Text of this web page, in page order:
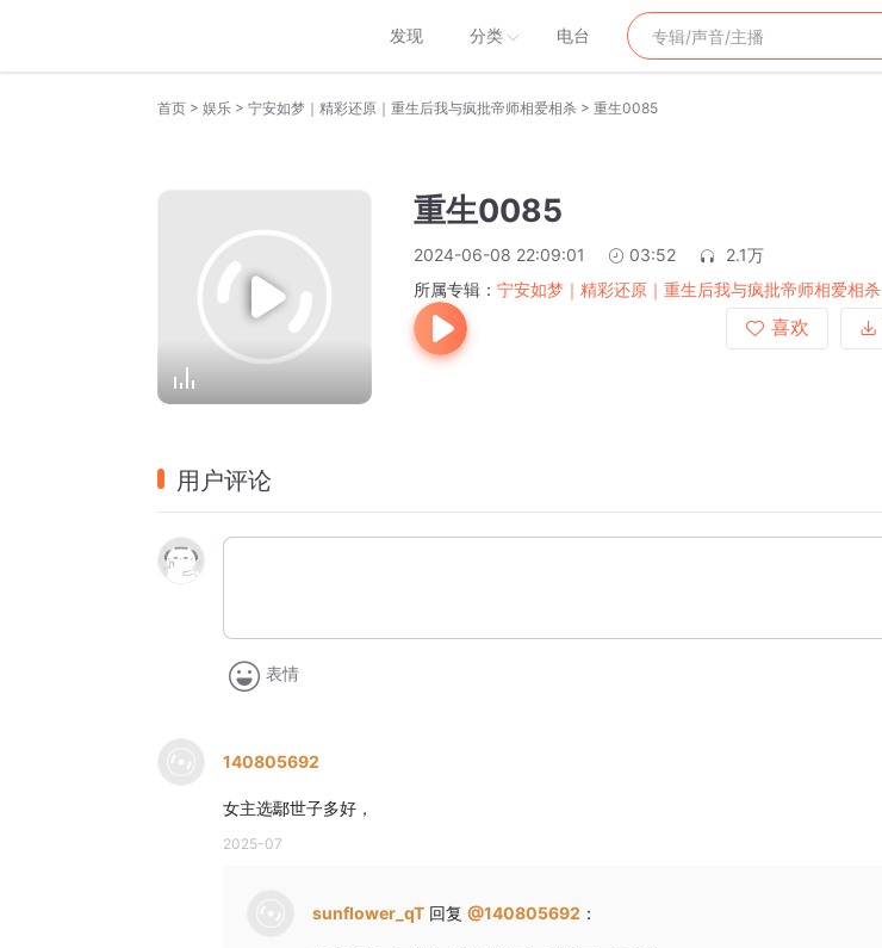
发现 分类 电台
首页 > 娱乐 > 宁安如梦｜精彩还原｜重生后我与疯批帝师相爱相杀 > 重生0085
重生0085
2024-06-08 22:09:01 03:52
2.1万
所属专辑： 宁安如梦｜精彩还原｜重生后我与疯批帝师相爱相杀
喜欢
用户评论
表情
140805692
女主选鄢世子多好，
2025-07
sunflower_qT 回复 @140805692 ：